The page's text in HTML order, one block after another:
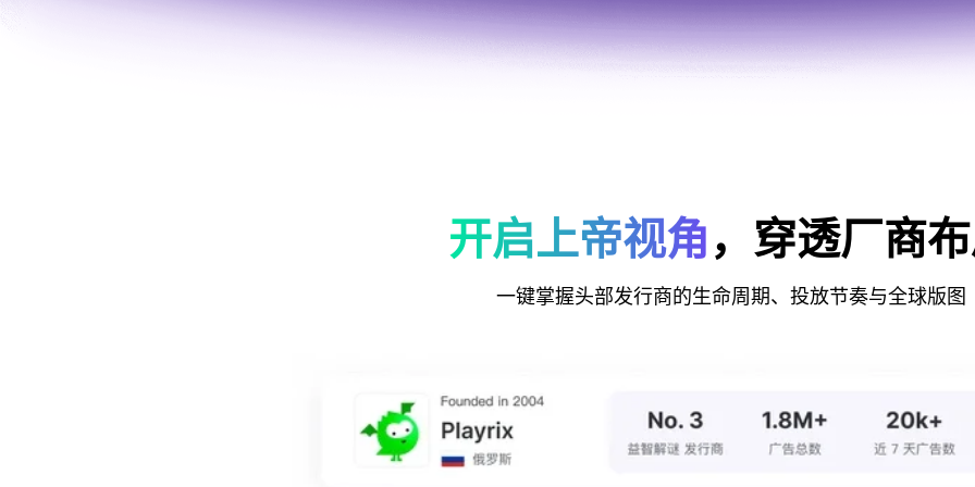
开启上帝视角，穿透厂商
一键掌握头部发行商的生命周期、投放节奏与全球版图